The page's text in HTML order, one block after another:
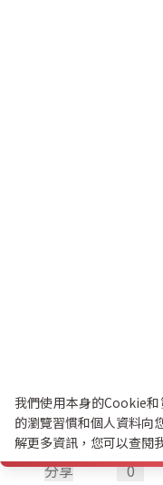
分享 0
我們使用本身的Cookie
的瀏覽習慣和個人資料向
解更多資訊，您可以查閱